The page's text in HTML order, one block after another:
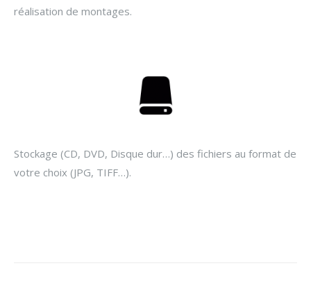
réalisation de montages.
Stockage (CD, DVD, Disque dur…) des fichiers au format de
votre choix (JPG, TIFF…).